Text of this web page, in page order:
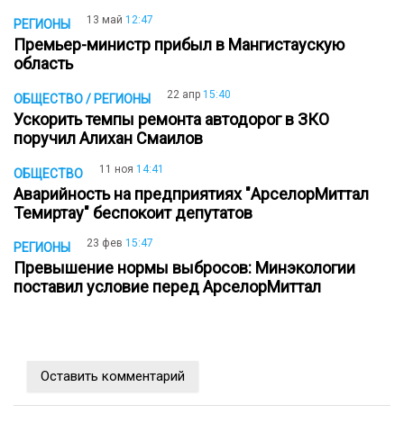
РЕГИОНЫ 13 май 12:47
Премьер-министр прибыл в Мангистаускую
область
ОБЩЕСТВО / РЕГИОНЫ 22 апр 15:40
Ускорить темпы ремонта автодорог в ЗКО
поручил Алихан Смаилов
ОБЩЕСТВО 11 ноя 14:41
Аварийность на предприятиях "АрселорМиттал
Темиртау" беспокоит депутатов
РЕГИОНЫ 23 фев 15:47
Превышение нормы выбросов: Минэкологии
поставил условие перед АрселорМиттал
Оставить комментарий